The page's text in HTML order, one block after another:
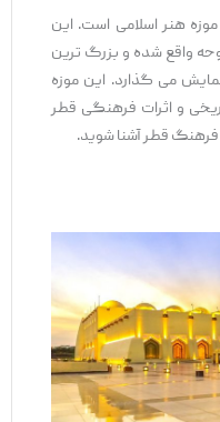
هنر اسلامی است. این
واقع شده و بزرگ ترین
می‌ گذارد. این موزه
و اثرات فرهنگی قطر
فرهنگ قطر آشنا شوید.